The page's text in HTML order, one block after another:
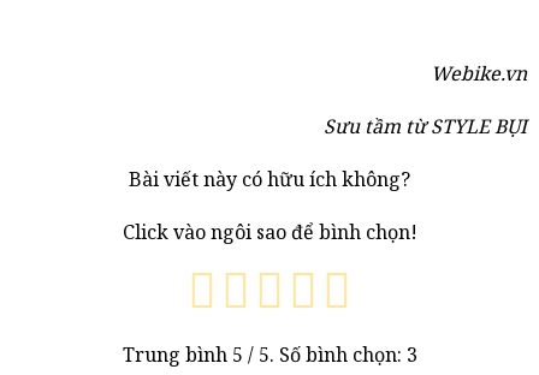
Webike.vn
Sưu tầm từ STYLE BỤI
Bài viết này có hữu ích không?
Click vào ngôi sao để bình chọn!
Trung bình 5 / 5. Số bình chọn: 3